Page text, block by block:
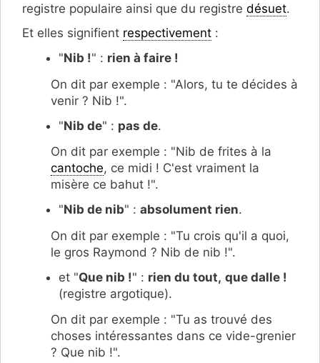
registre populaire ainsi que du registre désuet.
Et elles signifient respectivement :
"Nib !" : rien à faire !
On dit par exemple : "Alors, tu te décides à
venir ? Nib !".
"Nib de" : pas de.
On dit par exemple : "Nib de frites à la
cantoche, ce midi ! C'est vraiment la
misère ce bahut !".
"Nib de nib" : absolument rien.
On dit par exemple : "Tu crois qu'il a quoi,
le gros Raymond ? Nib de nib !".
et "Que nib !" : rien du tout, que dalle !
(registre argotique).
On dit par exemple : "Tu as trouvé des
choses intéressantes dans ce vide-grenier
? Que nib !".